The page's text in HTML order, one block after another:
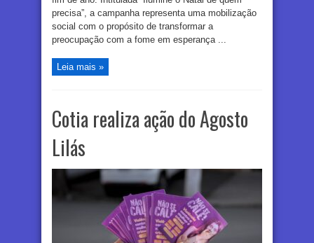
precisa”, a campanha representa uma mobilização
social com o propósito de transformar a
preocupação com a fome em esperança ...
Leia mais »
Cotia realiza ação do Agosto
Lilás